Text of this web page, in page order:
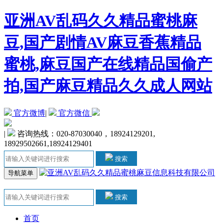
亚洲AV乱码久久精品蜜桃麻
豆,国产剧情AV麻豆香蕉精品
蜜桃,麻豆国产在线精品国偷产
拍,国产麻豆精品久久成人网站
官方微博| 官方微信
|
咨询热线：020-87030040，18924129201,
18929502661,18924129401
搜索
导航菜单
搜索
首页